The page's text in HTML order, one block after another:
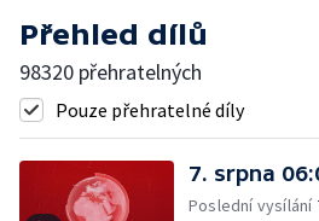
Přehled dílů
98320 přehratelných
Pouze přehratelné díly
7. srpna
Poslední vysílání